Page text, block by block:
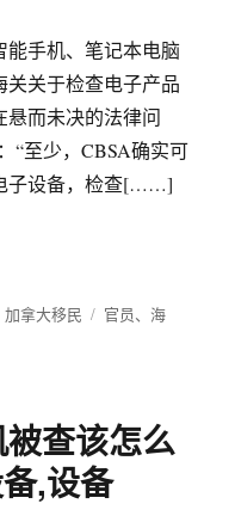
能手机、笔记本电脑
关于检查电子产品
悬而未决的法律问
“至少，CBSA确实可
子设备，检查[……]
分
加拿大移民
标
官员、 海
查该怎么
,设备